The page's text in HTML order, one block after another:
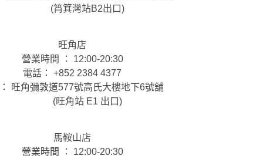
(筲箕灣站B2出口)
旺角店
營業時間 ： 12:00-20:30
電話： +852 2384 4377
旺角彌敦道577號高氏大樓地下6號舖
(旺角站 E1 出口)
馬鞍山店
營業時間 ： 12:00-20:30